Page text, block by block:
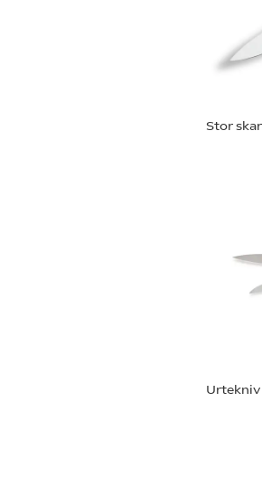
Stor
Urtekniv